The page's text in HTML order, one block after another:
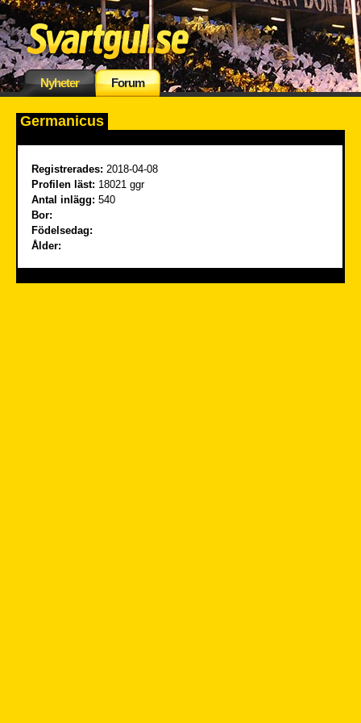
Nyheter Forum
Germanicus
Registrerades: 2018-04-08
Profilen läst: 18021 ggr
Antal inlägg: 540
Bor:
Födelsedag:
Ålder: